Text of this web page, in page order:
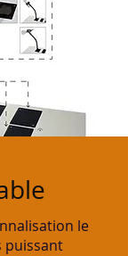
le
puissant